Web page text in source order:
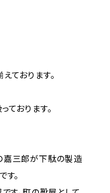
ております。
ております。
嘉三郎が下駄の製造
。